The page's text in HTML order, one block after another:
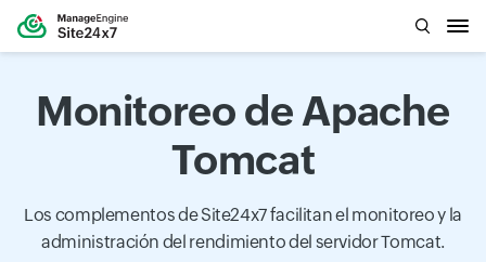
Monitoreo de Apache
Tomcat
Los complementos de Site24x7 facilitan el monitoreo y la
administración del rendimiento del servidor Tomcat.